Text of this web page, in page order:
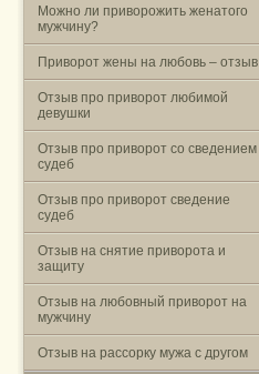
Можно ли приворожить женатого
мужчину?
Приворот жены на любовь – отзыв
Отзыв про приворот любимой
девушки
Отзыв про приворот со сведением
судеб
Отзыв про приворот сведение
судеб
Отзыв на снятие приворота и
защиту
Отзыв на любовный приворот на
мужчину
Отзыв на рассорку мужа с другом